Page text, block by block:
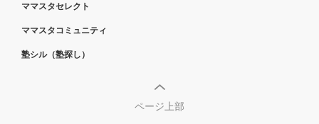
ママスタセレクト
ママスタコミュニティ
塾シル（塾探し）
ページ上部